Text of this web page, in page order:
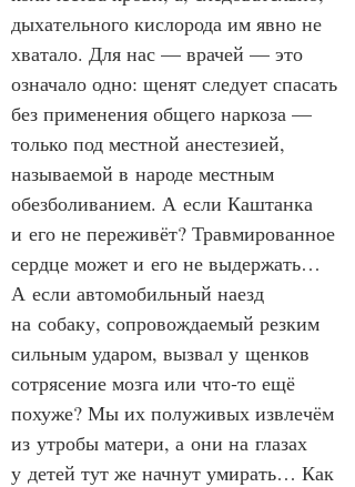
дыхательного кислорода им явно не
хватало. Для нас — врачей — это
означало одно: щенят следует спасать
без применения общего наркоза —
только под местной анестезией,
называемой в народе местным
обезболиванием. А если Каштанка
и его не переживёт? Травмированное
сердце может и его не выдержать…
А если автомобильный наезд
на собаку, сопровождаемый резким
сильным ударом, вызвал у щенков
сотрясение мозга или что‑то ещё
похуже? Мы их полуживых извлечём
из утробы матери, а они на глазах
у детей тут же начнут умирать… Как